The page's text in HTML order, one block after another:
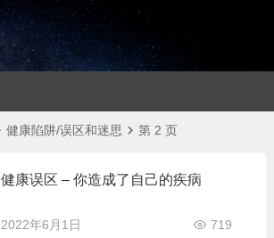
健康陷阱/误区和迷思 第 2 页
健康误区 – 你造成了自己的疾病
2022年6月1日 719